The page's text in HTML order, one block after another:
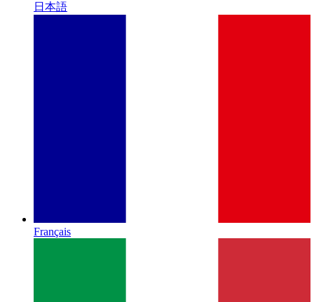
日本語
Français